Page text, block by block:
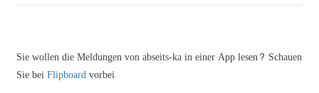
Sie wollen die Meldungen von abseits-ka in einer App lesen? Schauen
Sie beiFlipboardvorbei